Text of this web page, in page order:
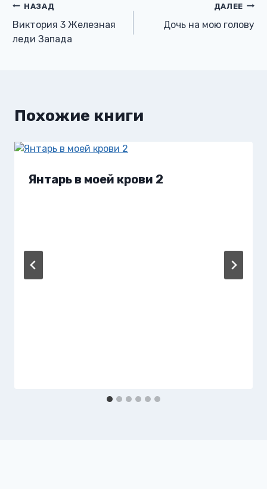
Навигация
по
НАЗАД
Виктория 3 Железная
леди Запада
ДАЛЕЕ
Дочь на мою голову
Похожие книги
Янтарь в моей крови 2